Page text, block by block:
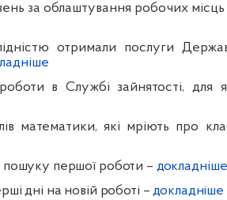
за облаштування робочих місць
отримали послуги
в Службі зайнятості, для
математики, які мріють про
пошуку першої роботи – докладніше
дні на новій роботі –докладніше